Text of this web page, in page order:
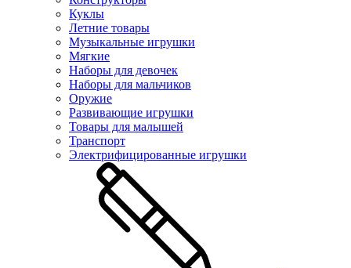
Куклы
Летние товары
Музыкальные игрушки
Мягкие
Наборы для девочек
Наборы для мальчиков
Оружие
Развивающие игрушки
Товары для малышей
Транспорт
Электрифицированные игрушки